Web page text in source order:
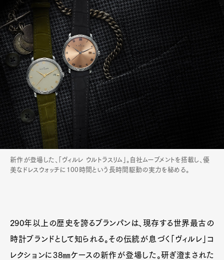
新作が登場した、「ヴィルレ ウルトラスリム」。自社ムーブメントを搭載し、優
美なドレスウォッチに100時間という長時間駆動の実力を秘める。
290年以上の歴史を誇るブランパンは、現存する世界最古の
時計ブランドとして知られる。その伝統が息づく「ヴィルレ」コ
レクションに38㎜ケースの新作が登場した。研ぎ澄まされた